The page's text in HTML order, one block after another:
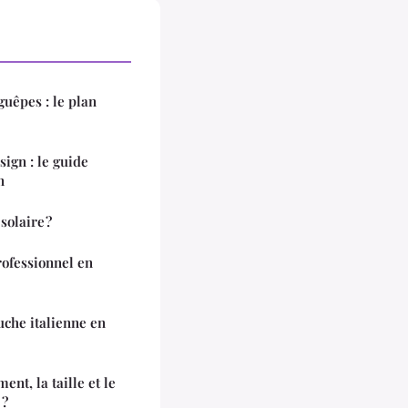
: le plan
: le guide
?
en
italienne en
la taille et le